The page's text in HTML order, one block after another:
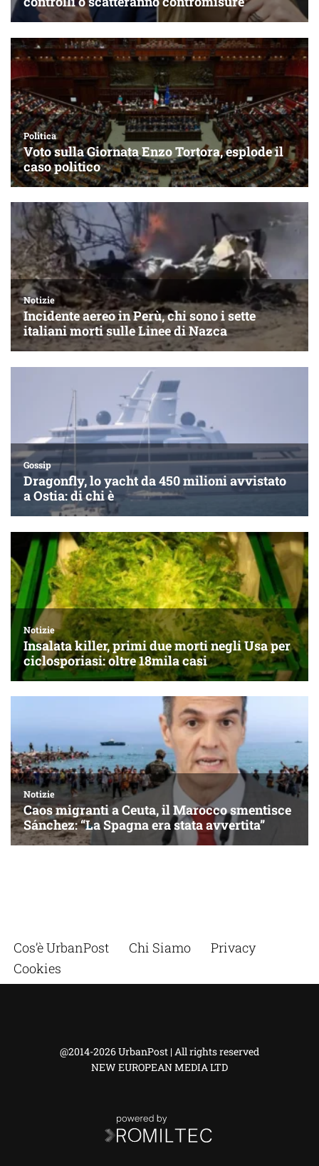
Cos’è UrbanPost Chi Siamo
Privacy
Cookies
@2014-2026 UrbanPost | All rights reserved
NEW EUROPEAN MEDIA LTD